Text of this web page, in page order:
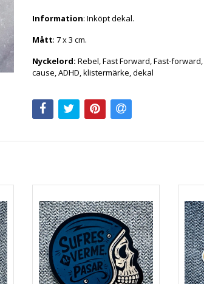
Information: Inköpt dekal.
Mått: 7 x 3 cm.
Nyckelord: Rebel, Fast Forward, Fast-
cause, ADHD, klistermärke, dekal